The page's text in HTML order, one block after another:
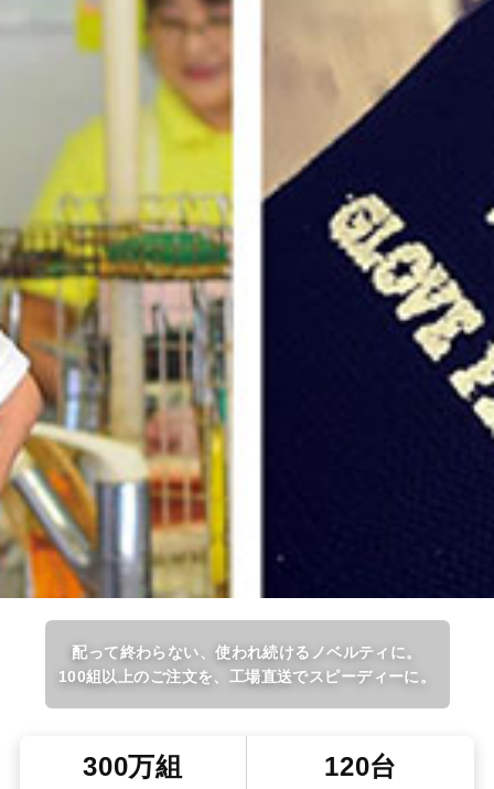
配って終わらない、使われ続けるノベルティに。
100組以上のご注文を、工場直送でスピーディーに。
300万組 120台